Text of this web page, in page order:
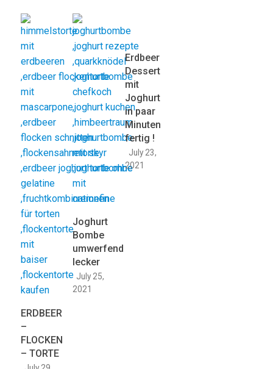
ERDBEER
–
FLOCKEN
– TORTE
Joghurt
Bombe
umwerfend
lecker
July 25,
2021
Erdbeer
Dessert
mit
Joghurt
in paar
Minuten
fertig !
July 23,
2021